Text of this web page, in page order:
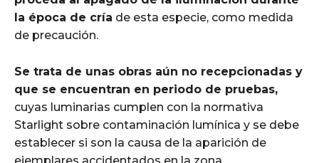
la época de cría de esta especie, como medida
de precaución.
Se trata de unas obras aún no recepcionadas y
que se encuentran en periodo de pruebas,
cuyas luminarias cumplen con la normativa
Starlight sobre contaminación lumínica y se debe
establecer si son la causa de la aparición de